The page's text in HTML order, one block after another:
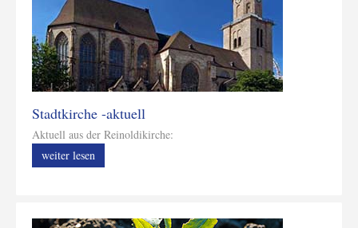
Stadtkirche -aktuell
Aktuell aus der Reinoldikirche:
weiter lesen